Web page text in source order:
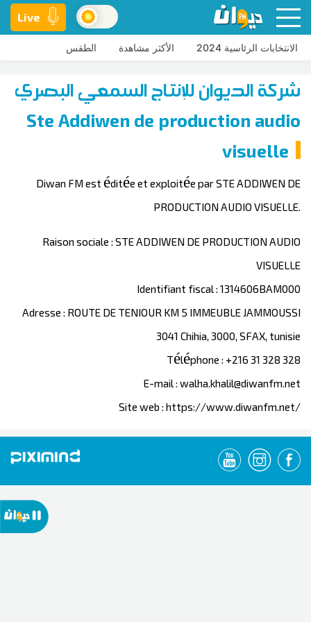
Live
الانتخابات الرئاسية 2024 الأكثر مشاهدة الطقس
شركة الديوان للإنتاج السمعي البصري
Ste Addiwen de production audio
visuelle
Diwan FM est éditée et exploitée par STE ADDIWEN DE
PRODUCTION AUDIO VISUELLE.
Raison sociale : STE ADDIWEN DE PRODUCTION AUDIO
VISUELLE
Identifiant fiscal : 1314606BAM000
Adresse : ROUTE DE TENIOUR KM 5 IMMEUBLE JAMMOUSSI
3041 Chihia, 3000, SFAX, tunisie
Téléphone : +216 31 328 328
E-mail : walha.khalil@diwanfm.net
Site web : https://www.diwanfm.net/